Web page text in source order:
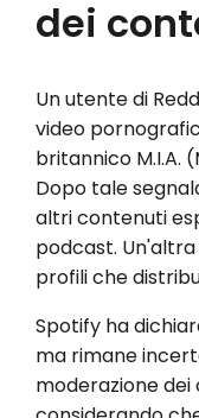
dei
Un utente di
video
britannico M.I.A.
Dopo tale
altri contenuti
podcast.
profili che
Spotify ha
ma rimane
moderazione